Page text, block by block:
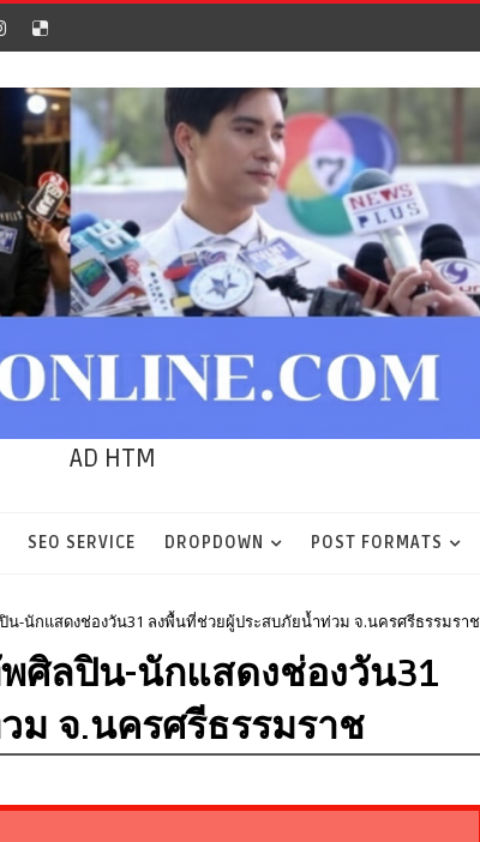
AD HTM
SEO SERVICE DROPDOWN POST FORMATS
น-นักแสดงช่องวัน31 ลงพื้นที่ช่วยผู้ประสบภัยน้ำท่วม จ.นครศรีธรรมราช
ศิลปิน-นักแสดงช่องวัน31
ม จ.นครศรีธรรมราช